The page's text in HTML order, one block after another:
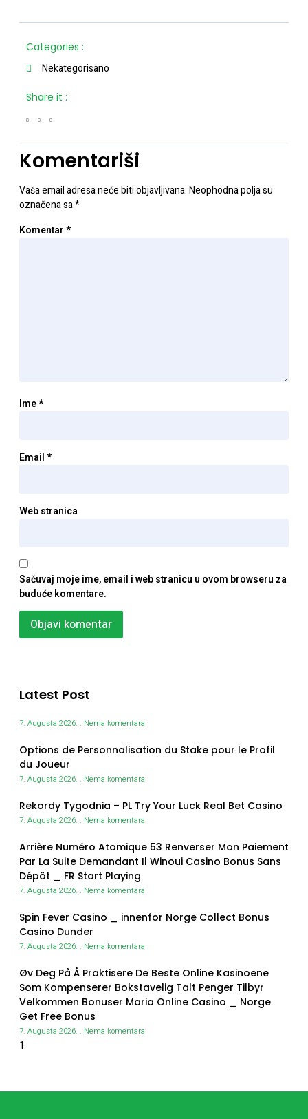
Categories :
Nekategorisano
Share it :
Komentariši
Vaša email adresa neće biti objavljivana.Neophodna polja su
označena sa*
Komentar*
Ime*
Email*
Web stranica
Sačuvaj moje ime, email i web stranicu u ovom browseru za
buduće komentare.
Latest Post
7. Augusta 2026. Nema komentara
Options de Personnalisation du Stake pour le Profil
du Joueur
7. Augusta 2026. Nema komentara
Rekordy Tygodnia – PL Try Your Luck Real Bet Casino
7. Augusta 2026. Nema komentara
Arrière Numéro Atomique 53 Renverser Mon Paiement
Par La Suite Demandant Il Winoui Casino Bonus Sans
Dépôt _ FR Start Playing
7. Augusta 2026. Nema komentara
Spin Fever Casino _ innenfor Norge Collect Bonus
Casino Dunder
7. Augusta 2026. Nema komentara
Øv Deg På Å Praktisere De Beste Online Kasinoene
Som Kompenserer Bokstavelig Talt Penger Tilbyr
Velkommen Bonuser Maria Online Casino _ Norge
Get Free Bonus
7. Augusta 2026. Nema komentara